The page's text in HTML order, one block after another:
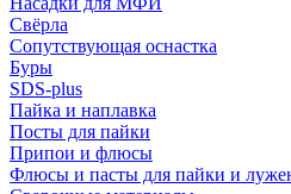
Свёрла
Сопутствующая оснастка
Буры
SDS-plus
Пайка и наплавка
Посты для пайки
Припои и флюсы
Флюсы и пасты для пайки и